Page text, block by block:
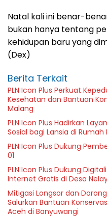
Natal kali ini benar-
bukan hanya tentang
kehidupan baru yang
(Dex)
Berita Terkait
PLN Icon Plus Perkuat
Kesehatan dan Bantuan
Malang
PLN Icon Plus Hadirkan
Sosial bagi Lansia di Rumah
PLN Icon Plus Dukung
01
PLN Icon Plus Dukung
Internet Gratis di Desa
Mitigasi Longsor dan Dorong
Salurkan Bantuan
Aceh di Banyuwangi